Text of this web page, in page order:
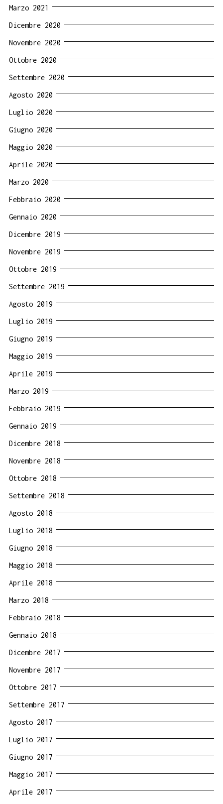
Marzo 2021
Dicembre 2020
Novembre 2020
Ottobre 2020
Settembre 2020
Agosto 2020
Luglio 2020
Giugno 2020
Maggio 2020
Aprile 2020
Marzo 2020
Febbraio 2020
Gennaio 2020
Dicembre 2019
Novembre 2019
Ottobre 2019
Settembre 2019
Agosto 2019
Luglio 2019
Giugno 2019
Maggio 2019
Aprile 2019
Marzo 2019
Febbraio 2019
Gennaio 2019
Dicembre 2018
Novembre 2018
Ottobre 2018
Settembre 2018
Agosto 2018
Luglio 2018
Giugno 2018
Maggio 2018
Aprile 2018
Marzo 2018
Febbraio 2018
Gennaio 2018
Dicembre 2017
Novembre 2017
Ottobre 2017
Settembre 2017
Agosto 2017
Luglio 2017
Giugno 2017
Maggio 2017
Aprile 2017